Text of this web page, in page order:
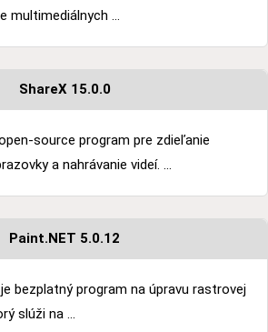
multimediálnych ...
ShareX 15.0.0
source program pre zdieľanie
a nahrávanie videí. ...
Paint.NET 5.0.12
bezplatný program na úpravu rastrovej
slúži na ...